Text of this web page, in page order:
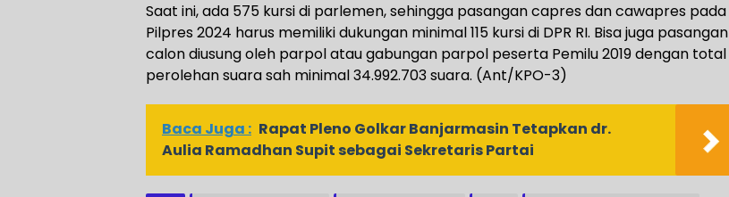
Saat ini, ada 575 kursi di parlemen, sehingga pasangan capres dan cawapres pada
Pilpres 2024 harus memiliki dukungan minimal 115 kursi di DPR RI. Bisa juga pasangan
calon diusung oleh parpol atau gabungan parpol peserta Pemilu 2019 dengan total
perolehan suara sah minimal 34.992.703 suara. (Ant/KPO-3)
Baca Juga : Rapat Pleno Golkar Banjarmasin Tetapkan dr.
Aulia Ramadhan Supit sebagai Sekretaris Partai